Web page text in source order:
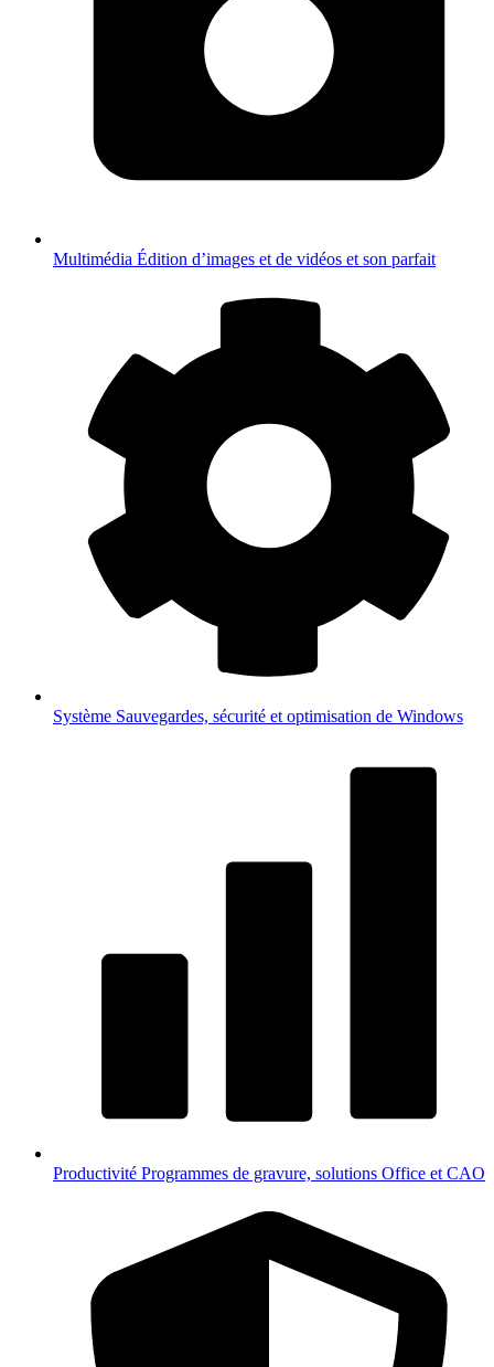
Multimédia Édition d’images et de vidéos et son parfait
Système Sauvegardes, sécurité et optimisation de Windows
Productivité Programmes de gravure, solutions Office et CAO